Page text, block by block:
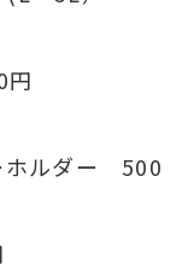
円
ホルダー 500